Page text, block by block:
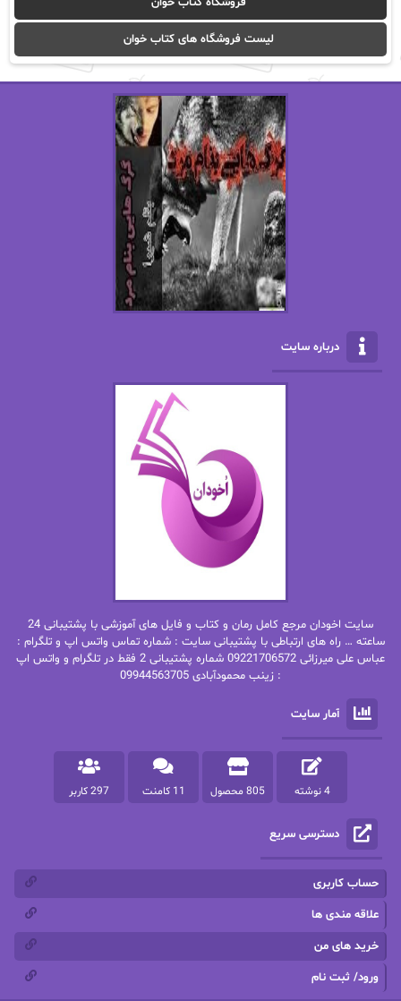
ا_اصغر زاده ا_اصغرزاده
اریک مورگنشترن از نیلوفر لاری
استل مسکم
اصغر زاده
اکرم محمدی
الف صاد
الکساندر دوما
الناز پاکپور‌
الناز محمدی
امیر فرهی
باران
بهار سلطانی
بهاره شیرازی
بهاره.م
بیتا فرخی
پاتریشیا ویلسون پرتو فرهمند
پرستو اسحقی
پرستو مهاجر
پرهام رسولی
پروانه قدیمی پروانه محمدی
پریسا شکور(طوفان خاموش)
پنلوپه وارد
تاران
ترنم.25
لیست فروشگاه های کتاب خوان
درباره سایت
سایت اخودان مرجع کامل رمان و کتاب و فایل های آموزشی با پشتیبانی 24
ساعته … راه های ارتباطی با پشتیبانی سایت : شماره تماس واتس اپ و تلگرام :
عباس علی میرزائی 09221706572 شماره پشتیبانی 2 فقط در تلگرام و واتس اپ
: زینب محمودآبادی 09944563705
آمار سایت
4 نوشته 805 محصول 11 کامنت 297 کاربر
دسترسی سریع
حساب کاربری
علاقه مندی ها
خرید های من
ورود/ ثبت نام